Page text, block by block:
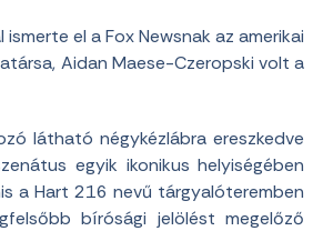
el a Fox Newsnak az amerikai
Aidan Maese-Czeropski volt a
látható négykézlábra ereszkedve
egyik ikonikus helyiségében
a Hart 216 nevű tárgyalóteremben
bírósági jelölést megelőző